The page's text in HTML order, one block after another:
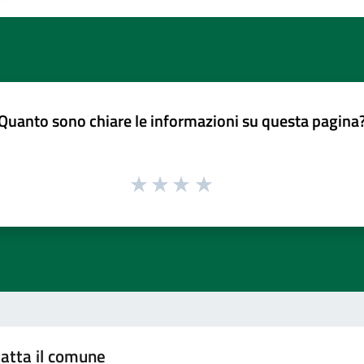
sono chiare le informazioni su questa
il comune